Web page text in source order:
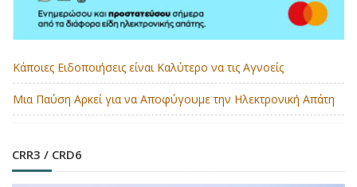
Κάποιες Ειδοποιήσεις είναι Καλύτερο να τις Αγνοείς
Μια Παύση Αρκεί για να Αποφύγουμε την Ηλεκτρονική Απάτη
CRR3 / CRD6